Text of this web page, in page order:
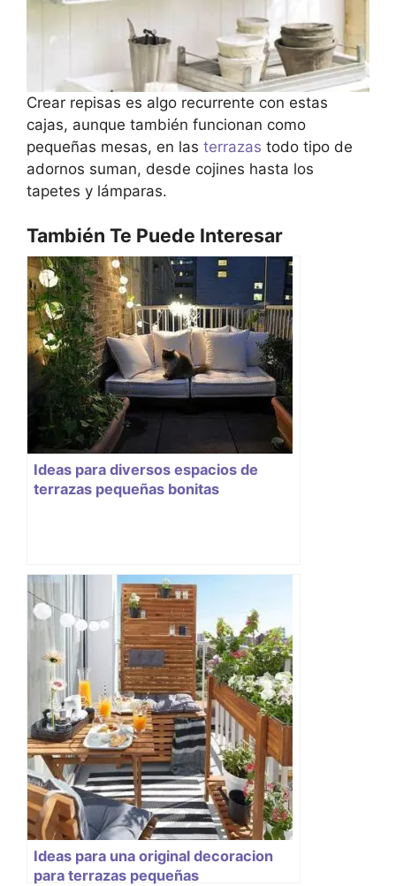
Crear repisas es algo recurrente con estas
cajas, aunque también funcionan como
pequeñas mesas, en las terrazas todo tipo de
adornos suman, desde cojines hasta los
tapetes y lámparas.
También Te Puede Interesar
Ideas para diversos espacios de
terrazas pequeñas bonitas
Ideas para una original decoracion
para terrazas pequeñas